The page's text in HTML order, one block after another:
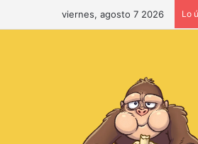
viernes, agosto 7 2026 Lo